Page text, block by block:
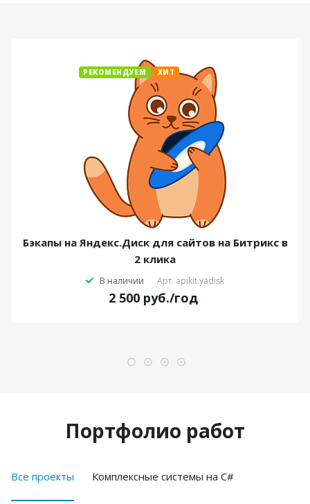
РЕКОМЕНДУЕМ ХИТ
Бэкапы на Яндекс.Диск для сайтов на Битрикс в
2 клика
В наличии Арт. apikit.yadisk
2 500 руб./год
Портфолио работ
Все проекты Комплексные системы на C#